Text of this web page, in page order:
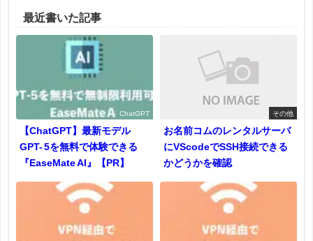
最近書いた記事
ChatGPT
【ChatGPT】最新モデル
GPT- 5を無料で体験できる
『EaseMate AI』【PR】
その他
お名前コムのレンタルサーバ
にVScodeでSSH接続できる
かどうかを確認